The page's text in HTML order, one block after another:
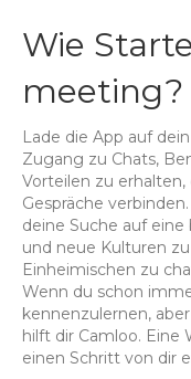
Wie
meeting?
Lade die App auf
Zugang zu Chats,
Vorteilen zu
Gespräche
deine Suche auf
und neue Kulturen
Einheimischen zu
Wenn du schon
kennenzulernen,
hilft dir Camloo. Eine
einen Schritt von dir